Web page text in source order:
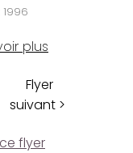
plus
Flyer
suivant >
flyer